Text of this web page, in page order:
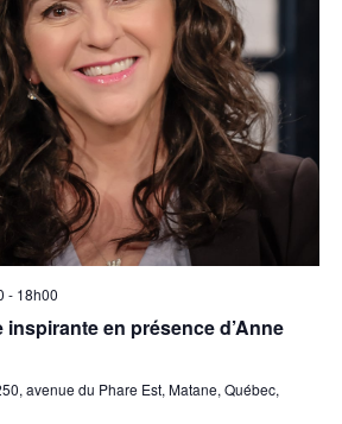
- 18h00
en présence d’Anne
avenue du Phare Est, Matane, Québec,